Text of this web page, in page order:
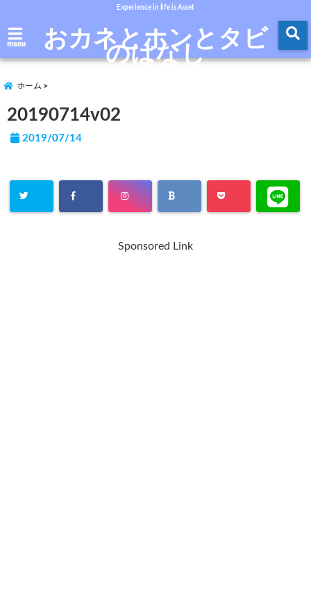
Experience in life is Asset
menu おカネとホンとタビ
のはなし
ホーム
20190714v02
2019/07/14
Sponsored Link